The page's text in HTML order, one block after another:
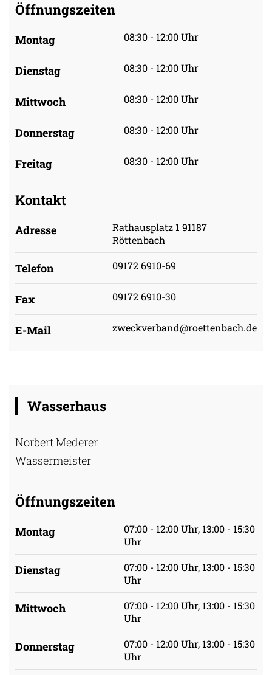
Öffnungszeiten
Montag 08:30 - 12:00 Uhr
Dienstag 08:30 - 12:00 Uhr
Mittwoch 08:30 - 12:00 Uhr
Donnerstag 08:30 - 12:00 Uhr
Freitag 08:30 - 12:00 Uhr
Kontakt
Adresse
Rathausplatz 1 91187
Röttenbach
Telefon 09172 6910-69
Fax 09172 6910-30
E-Mail zweckverband@roettenbach.de
Wasserhaus
Norbert Mederer
Wassermeister
Öffnungszeiten
Montag
07:00 - 12:00 Uhr, 13:00 - 15:30
Uhr
Dienstag
07:00 - 12:00 Uhr, 13:00 - 15:30
Uhr
Mittwoch
07:00 - 12:00 Uhr, 13:00 - 15:30
Uhr
Donnerstag
07:00 - 12:00 Uhr, 13:00 - 15:30
Uhr